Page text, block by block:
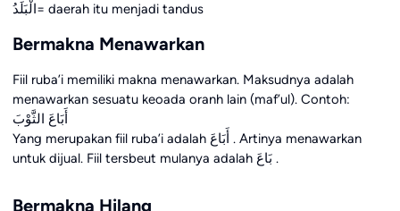
الْبَلَدُ= daerah itu menjadi tandus
Bermakna Menawarkan
Fiil ruba’i memiliki makna menawarkan. Maksudnya adalah
menawarkan sesuatu keoada oranh lain (maf’ul). Contoh:
أَبَاعَ الثَّوْبَ
Yang merupakan fiil ruba’i adalah أَبَاعَ . Artinya menawarkan
untuk dijual. Fiil tersbeut mulanya adalah بَاعَ .
Bermakna Hilang